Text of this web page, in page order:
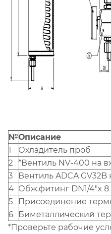
№Описание
1
Охладитель проб
2 *Вентиль NV-400 на
3
Вентиль ADCA
4 Обж.фитинг DN1/4"x 8
5
Присоединение
6
Биметаллический
*Проверьте рабочие